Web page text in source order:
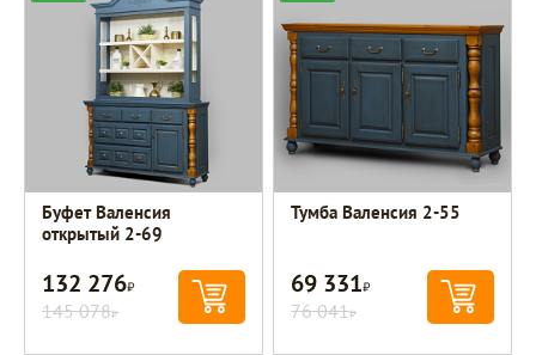
Буфет Валенсия
открытый 2-69
132 276Р
145 078Р
Тумба Валенсия 2-55
69 331Р
76 041Р